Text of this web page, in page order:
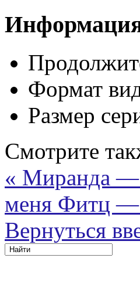
Формат
Размер
Смотрите
« Миранда —
меня Фитц —
Вернуться